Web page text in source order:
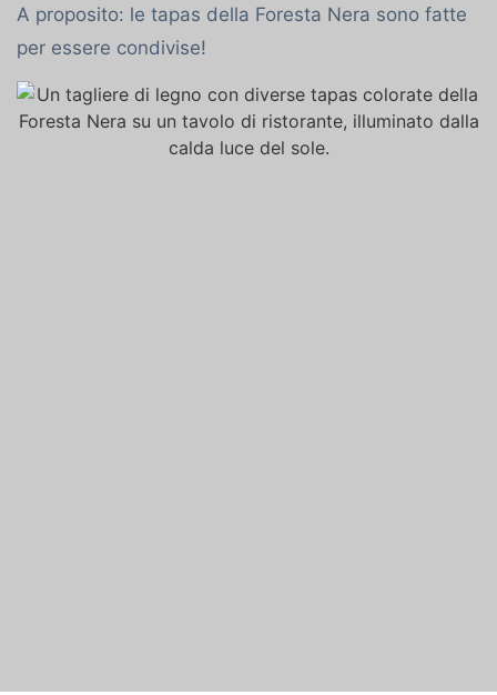
A proposito: le tapas della Foresta Nera sono fatte
per essere condivise!